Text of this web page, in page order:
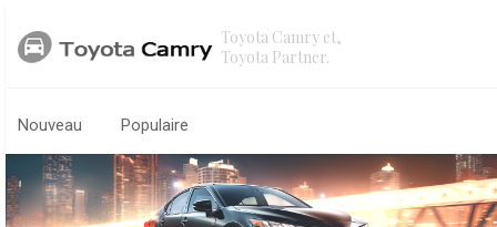
Toyota Camry et,
Toyota Partner.
Nouveau Populaire